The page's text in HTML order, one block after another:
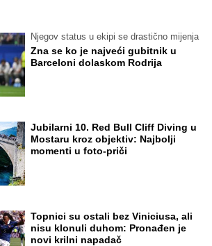
Njegov status u ekipi se drastično mijenja
Zna se ko je najveći gubitnik u
Barceloni dolaskom Rodrija
Jubilarni 10. Red Bull Cliff Diving u
Mostaru kroz objektiv: Najbolji
momenti u foto-priči
Topnici su ostali bez Viniciusa, ali
nisu klonuli duhom: Pronađen je
novi krilni napadač